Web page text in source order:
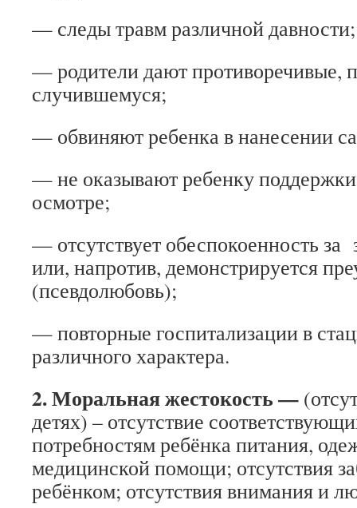
— следы травм различной давности;
— родители дают противоречивые,
случившемуся;
— обвиняют ребенка в нанесении
— не оказывают ребенку
осмотре;
— отсутствует обеспокоенность за
или, напротив, демонстрируется
(псевдолюбовь);
— повторные госпитализации в
различного характера.
2. Моральная жестокость —
детях) – отсутствие
потребностям ребёнка питания,
медицинской помощи; отсутствия
ребёнком; отсутствия внимания и